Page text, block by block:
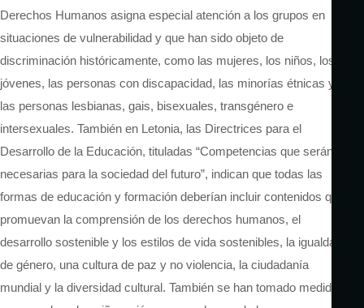
Derechos Humanos asigna especial atención a los grupos en
situaciones de vulnerabilidad y que han sido objeto de
discriminación históricamente, como las mujeres, los niños, los
jóvenes, las personas con discapacidad, las minorías étnicas y
las personas lesbianas, gais, bisexuales, transgénero e
intersexuales. También en Letonia, las Directrices para el
Desarrollo de la Educación, tituladas “Competencias que serán
necesarias para la sociedad del futuro”, indican que todas las
formas de educación y formación deberían incluir contenidos que
promuevan la comprensión de los derechos humanos, el
desarrollo sostenible y los estilos de vida sostenibles, la igualdad
de género, una cultura de paz y no violencia, la ciudadanía
mundial y la diversidad cultural. También se han tomado medidas